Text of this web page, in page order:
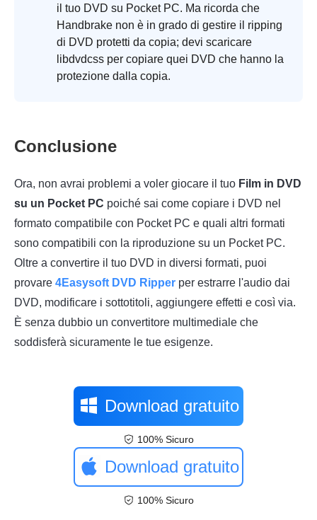
il tuo DVD su Pocket PC. Ma ricorda che
Handbrake non è in grado di gestire il ripping
di DVD protetti da copia; devi scaricare
libdvdcss per copiare quei DVD che hanno la
protezione dalla copia.
Conclusione
Ora, non avrai problemi a voler giocare il tuo Film in DVD
su un Pocket PC poiché sai come copiare i DVD nel
formato compatibile con Pocket PC e quali altri formati
sono compatibili con la riproduzione su un Pocket PC.
Oltre a convertire il tuo DVD in diversi formati, puoi
provare 4Easysoft DVD Ripper per estrarre l'audio dai
DVD, modificare i sottotitoli, aggiungere effetti e così via.
È senza dubbio un convertitore multimediale che
soddisferà sicuramente le tue esigenze.
Download gratuito
100% Sicuro
Download gratuito
100% Sicuro